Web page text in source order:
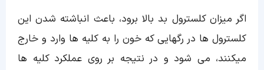
اگر میزان کلسترول بد بالا برود، باعث انباشته شدن این
کلسترول ها در رگهایی که خون را به کلیه ها وارد و خارج
میکنند، می شود و در نتیجه بر روی عملکرد کلیه ها